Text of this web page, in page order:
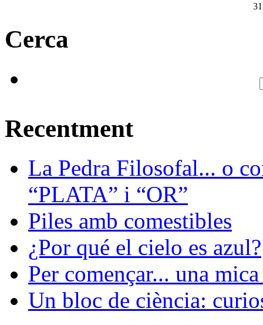
31
Cerca
Recentment
La Pedra Filosofal... o
“PLATA” i “OR”
Piles amb comestibles
¿Por qué el cielo es azul?
Per començar... una
Un bloc de ciència: